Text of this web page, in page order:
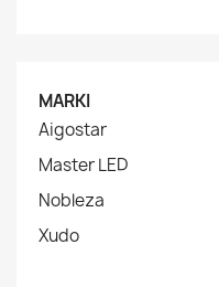
MARKI
Aigostar
Master LED
Nobleza
Xudo